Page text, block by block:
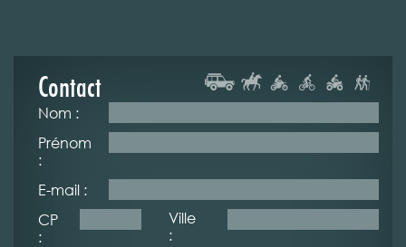
Contact
Nom :
Prénom
:
E-mail :
CP
:
Ville
: